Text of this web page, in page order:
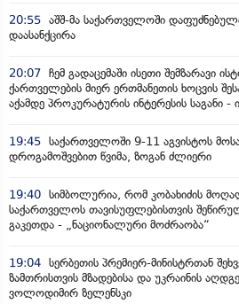
20:55 აშშ-მა საქართველოში
დაასანქცირა
20:07 ჩემ გადაცემაში ისეთი შემზარავი
ქართველების მიერ ერთმანეთის ხოცვის
აქამდე პროკურატურის ინტერესის საგანი -
19:45 საქართველოში 9-11 აგვისტოს
დროგამოშვებით წვიმა, ზოგან ძლიერი
19:40 სიმბოლურია, რომ კობახიძის
საქართველოს თავისუფლებისთვის
გაკეთდა - „ნაციონალური მოძრაობა“
19:04 სერბეთის პრემიერ-მინისტრთან
ზამთრისთვის მზადებისა და უკრაინის
ვოლოდიმირ ზელენსკი